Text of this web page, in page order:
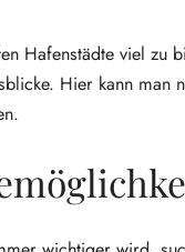
Hafenstädte viel
Hier kann